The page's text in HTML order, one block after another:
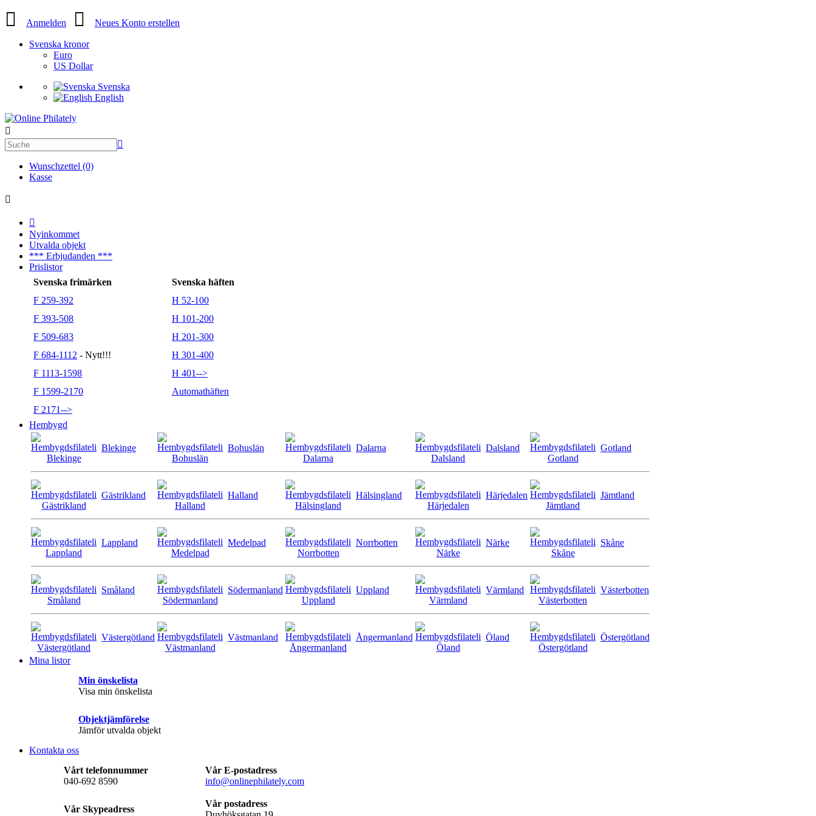
Anmelden Neues Konto erstellen
Svenska kronor
Euro
US Dollar
Svenska
English
Wunschzettel (0)
Kasse
Nyinkommet
Utvalda objekt
*** Erbjudanden ***
Prislistor
Svenska frimärken
Svenska häften
F 259-392
H 52-100
F 393-508
H 101-200
F 509-683
H 201-300
F 684-1112 - Nytt!!!
H 301-400
F 1113-1598
H 401-->
F 1599-2170
Automathäften
F 2171-->
Hembygd
Blekinge Bohuslän Dalarna Dalsland Gotland
Gästrikland Halland Hälsingland Härjedalen Jämtland
Lappland Medelpad Norrbotten Närke Skåne
Småland Södermanland Uppland Värmland Västerbotten
Västergötland Västmanland Ångermanland Öland Östergötland
Mina listor
Min önskelista
Visa min önskelista
Objektjämförelse
Jämför utvalda objekt
Kontakta oss
Vårt telefonnummer
040-692 8590
Vår E-postadress
info@onlinephilately.com
Vår Skypeadress
Vår postadress